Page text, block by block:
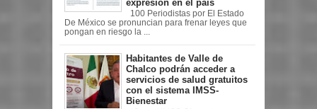
expresión en el país
100 Periodistas por El Estado
De México se pronuncian para frenar leyes que
pongan en riesgo la ...
Habitantes de Valle de
Chalco podrán acceder a
servicios de salud gratuitos
con el sistema IMSS-
Bienestar